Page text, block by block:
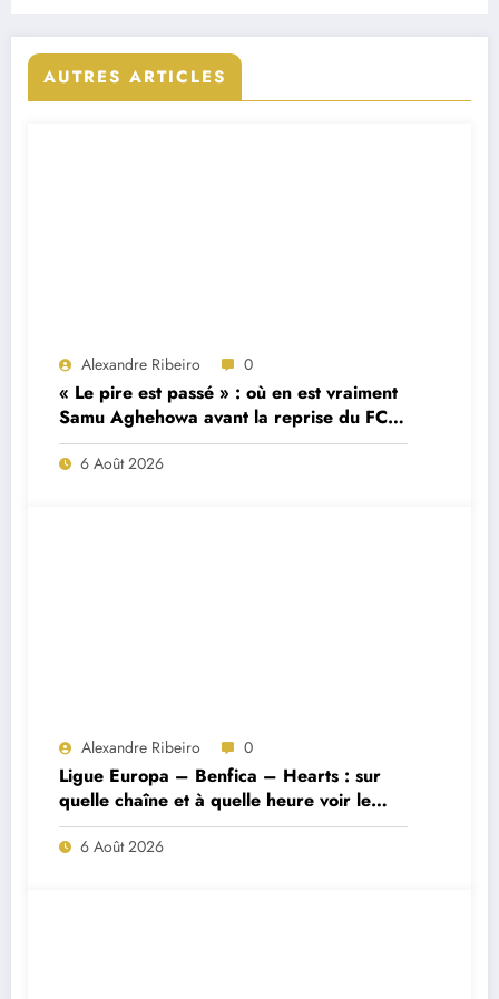
AUTRES ARTICLES
Alexandre Ribeiro 0
« Le pire est passé » : où en est vraiment
Samu Aghehowa avant la reprise du FC
Porto ?
6 Août 2026
Alexandre Ribeiro 0
Ligue Europa – Benfica – Hearts : sur
quelle chaîne et à quelle heure voir le
match ?
6 Août 2026